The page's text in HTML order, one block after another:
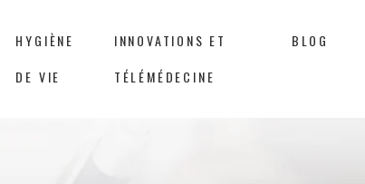
HYGIÈNE
DE VIE
INNOVATIONS ET
TÉLÉMÉDECINE
BLOG